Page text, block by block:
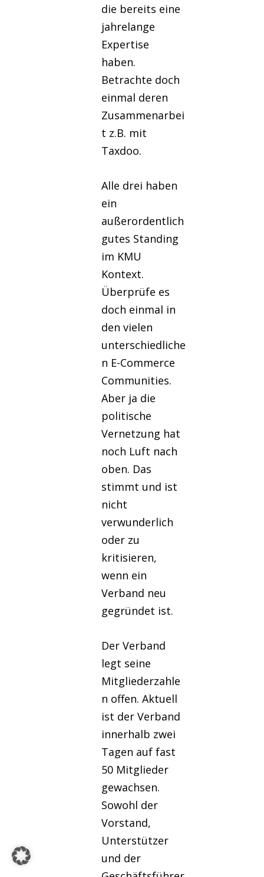
die bereits eine
jahrelange
Expertise
haben.
Betrachte doch
einmal deren
Zusammenarbei
t z.B. mit
Taxdoo.
Alle drei haben
ein
außerordentlich
gutes Standing
im KMU
Kontext.
Überprüfe es
doch einmal in
den vielen
unterschiedliche
n E-Commerce
Communities.
Aber ja die
politische
Vernetzung hat
noch Luft nach
oben. Das
stimmt und ist
nicht
verwunderlich
oder zu
kritisieren,
wenn ein
Verband neu
gegründet ist.
Der Verband
legt seine
Mitgliederzahle
n offen. Aktuell
ist der Verband
innerhalb zwei
Tagen auf fast
50 Mitglieder
gewachsen.
Sowohl der
Vorstand,
Unterstützer
und der